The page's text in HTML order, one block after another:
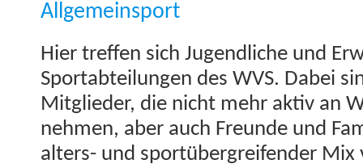
Allgemeinsport
Hier tre­f­fen sich Jugendliche und
Sportabteilun­gen des WVS. Dabei
Mit­glieder, die nicht mehr aktiv an
nehmen, aber auch Fre­unde und
alters- und sportüber­greifend­er